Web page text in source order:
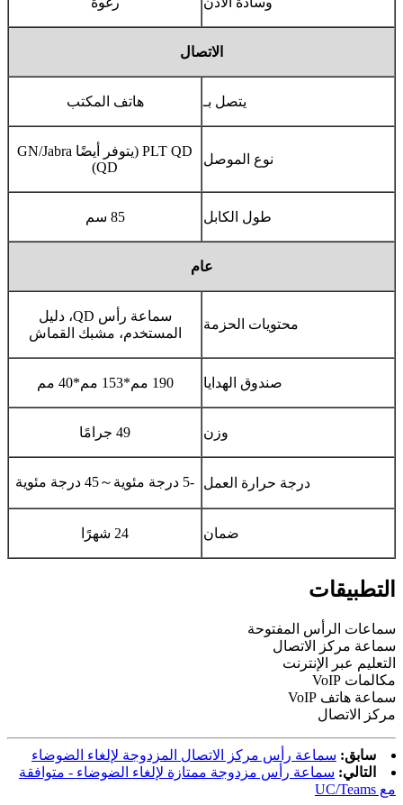
الاتصال
يتصل بـ هاتف المكتب
نوع الموصل
PLT QD (يتوفر أيضًا GN/Jabra
QD)
طول الكابل 85 سم
عام
محتويات الحزمة
سماعة رأس QD، دليل
المستخدم، مشبك القماش
صندوق الهدايا 190 مم*153 مم*40 مم
وزن 49 جرامًا
درجة حرارة العمل -5 درجة مئوية ～45 درجة مئوية
ضمان 24 شهرًا
التطبيقات
سماعات الرأس المفتوحة
سماعة مركز الاتصال
التعليم عبر الإنترنت
مكالمات VoIP
سماعة هاتف VoIP
مركز الاتصال
سابق: سماعة رأس مركز الاتصال المزدوجة لإلغاء الضوضاء
التالي: سماعة رأس مزدوجة ممتازة لإلغاء الضوضاء - متوافقة
مع UC/Teams